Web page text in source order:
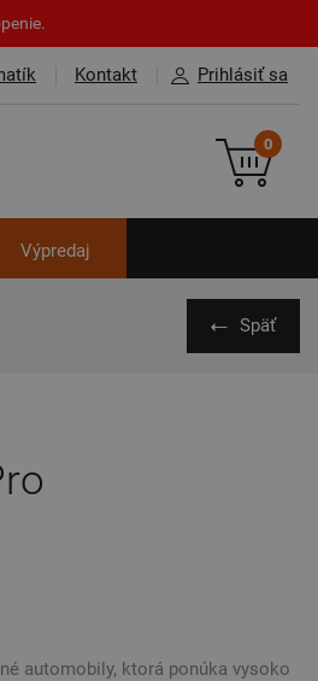
Kontakt Prihlásiť sa
0
Výpredaj
Späť
automobily, ktorá ponúka vysoko